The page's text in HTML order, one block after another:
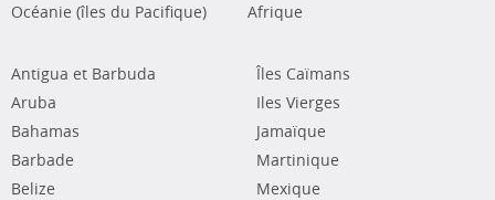
Océanie (îles du Pacifique)
Afrique
Antigua et Barbuda
Aruba
Bahamas
Barbade
Belize
Îles Caïmans
Iles Vierges
Jamaïque
Martinique
Mexique